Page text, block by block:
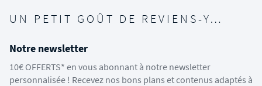
UN PETIT GOÛT DE REVIENS-Y…
Notre newsletter
10€ OFFERTS* en vous abonnant à notre newsletter
personnalisée ! Recevez nos bons plans et contenus adaptés à